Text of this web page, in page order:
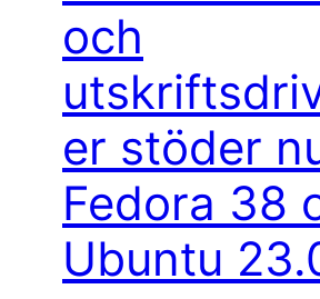
och
er stöder
Fedora 38
Ubuntu